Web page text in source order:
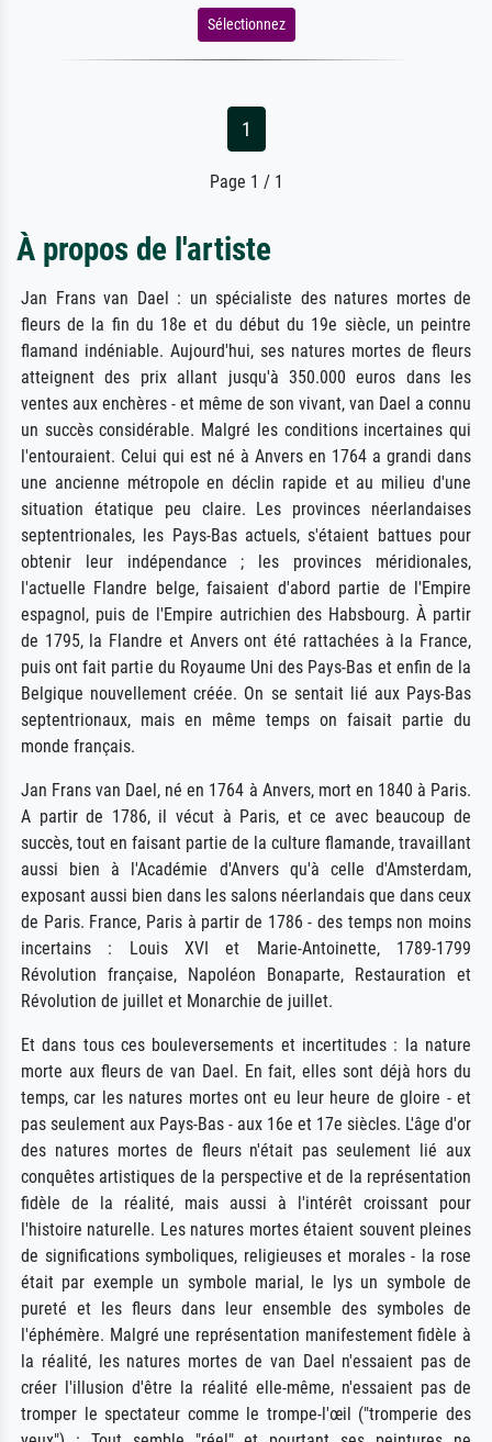
Sélectionnez
1
Page 1 / 1
À propos de l'artiste
Jan Frans van Dael : un spécialiste des natures mortes de
fleurs de la fin du 18e et du début du 19e siècle, un peintre
flamand indéniable. Aujourd'hui, ses natures mortes de fleurs
atteignent des prix allant jusqu'à 350.000 euros dans les
ventes aux enchères - et même de son vivant, van Dael a connu
un succès considérable. Malgré les conditions incertaines qui
l'entouraient. Celui qui est né à Anvers en 1764 a grandi dans
une ancienne métropole en déclin rapide et au milieu d'une
situation étatique peu claire. Les provinces néerlandaises
septentrionales, les Pays-Bas actuels, s'étaient battues pour
obtenir leur indépendance ; les provinces méridionales,
l'actuelle Flandre belge, faisaient d'abord partie de l'Empire
espagnol, puis de l'Empire autrichien des Habsbourg. À partir
de 1795, la Flandre et Anvers ont été rattachées à la France,
puis ont fait partie du Royaume Uni des Pays-Bas et enfin de la
Belgique nouvellement créée. On se sentait lié aux Pays-Bas
septentrionaux, mais en même temps on faisait partie du
monde français.
Jan Frans van Dael, né en 1764 à Anvers, mort en 1840 à Paris.
A partir de 1786, il vécut à Paris, et ce avec beaucoup de
succès, tout en faisant partie de la culture flamande, travaillant
aussi bien à l'Académie d'Anvers qu'à celle d'Amsterdam,
exposant aussi bien dans les salons néerlandais que dans ceux
de Paris. France, Paris à partir de 1786 - des temps non moins
incertains : Louis XVI et Marie-Antoinette, 1789-1799
Révolution française, Napoléon Bonaparte, Restauration et
Révolution de juillet et Monarchie de juillet.
Et dans tous ces bouleversements et incertitudes : la nature
morte aux fleurs de van Dael. En fait, elles sont déjà hors du
temps, car les natures mortes ont eu leur heure de gloire - et
pas seulement aux Pays-Bas - aux 16e et 17e siècles. L'âge d'or
des natures mortes de fleurs n'était pas seulement lié aux
conquêtes artistiques de la perspective et de la représentation
fidèle de la réalité, mais aussi à l'intérêt croissant pour
l'histoire naturelle. Les natures mortes étaient souvent pleines
de significations symboliques, religieuses et morales - la rose
était par exemple un symbole marial, le lys un symbole de
pureté et les fleurs dans leur ensemble des symboles de
l'éphémère. Malgré une représentation manifestement fidèle à
la réalité, les natures mortes de van Dael n'essaient pas de
créer l'illusion d'être la réalité elle-même, n'essaient pas de
tromper le spectateur comme le trompe-l'œil ("tromperie des